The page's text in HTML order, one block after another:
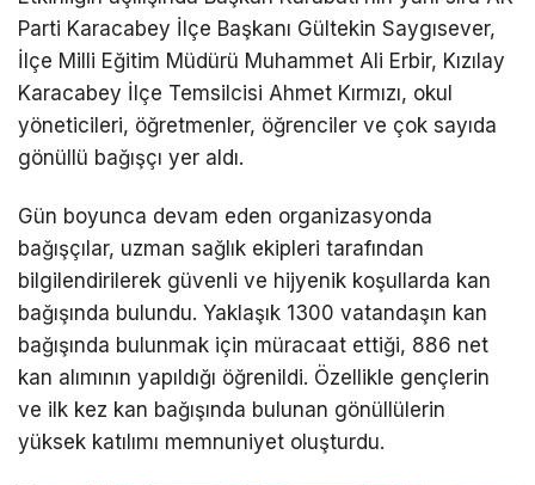
Parti Karacabey İlçe Başkanı Gültekin Saygısever,
İlçe Milli Eğitim Müdürü Muhammet Ali Erbir, Kızılay
Karacabey İlçe Temsilcisi Ahmet Kırmızı, okul
yöneticileri, öğretmenler, öğrenciler ve çok sayıda
gönüllü bağışçı yer aldı.
Gün boyunca devam eden organizasyonda
bağışçılar, uzman sağlık ekipleri tarafından
bilgilendirilerek güvenli ve hijyenik koşullarda kan
bağışında bulundu. Yaklaşık 1300 vatandaşın kan
bağışında bulunmak için müracaat ettiği, 886 net
kan alımının yapıldığı öğrenildi. Özellikle gençlerin
ve ilk kez kan bağışında bulunan gönüllülerin
yüksek katılımı memnuniyet oluşturdu.